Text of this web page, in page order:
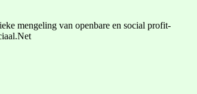
mengeling van openbare en social profit-